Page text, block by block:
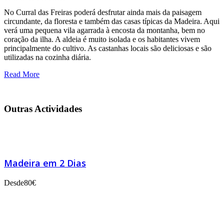
No Curral das Freiras poderá desfrutar ainda mais da paisagem
circundante, da floresta e também das casas típicas da Madeira. Aqui
verá uma pequena vila agarrada à encosta da montanha, bem no
coração da ilha. A aldeia é muito isolada e os habitantes vivem
principalmente do cultivo. As castanhas locais são deliciosas e são
utilizadas na cozinha diária.
Read More
Outras Actividades
Madeira em 2 Dias
Desde80€